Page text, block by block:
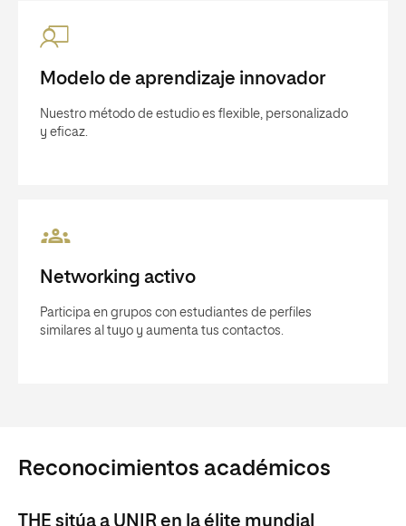
Modelo de aprendizaje innovador
Nuestro método de estudio es flexible, personalizado
y eficaz.
Networking activo
Participa en grupos con estudiantes de perfiles
similares al tuyo y aumenta tus contactos.
Reconocimientos académicos
THE sitúa a UNIR en la élite mundial